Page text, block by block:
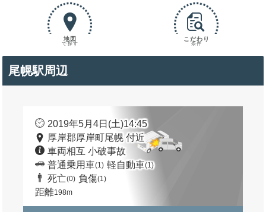
地図
で探す
こだわり
条件
尾幌駅周辺
2019年5月4日(土)14:45
厚岸郡厚岸町尾幌 付近
車両相互 小破事故
普通乗用車(1) 軽自動車(1)
死亡(0) 負傷(1)
距離198m